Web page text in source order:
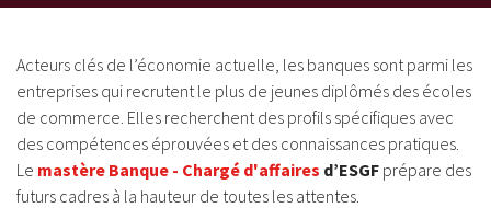
Acteurs clés de l’économie actuelle, les banques sont parmi les
entreprises qui recrutent le plus de jeunes diplômés des écoles
de commerce. Elles recherchent des profils spécifiques avec
des compétences éprouvées et des connaissances pratiques.
Le mastère Banque - Chargé d'affaires d’ESGF prépare des
futurs cadres à la hauteur de toutes les attentes.